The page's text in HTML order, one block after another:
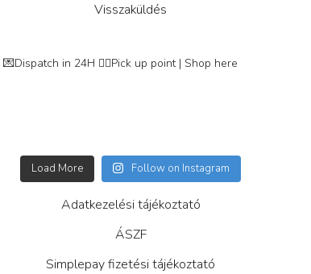
Visszaküldés
💌Dispatch in 24H 👇🏽Pick up point | Shop here
Load More Follow on Instagram
Adatkezelési tájékoztató
ÁSZF
Simplepay fizetési tájékoztató